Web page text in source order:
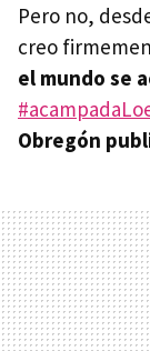
Pero no,
creo
el mundo se
Obregón